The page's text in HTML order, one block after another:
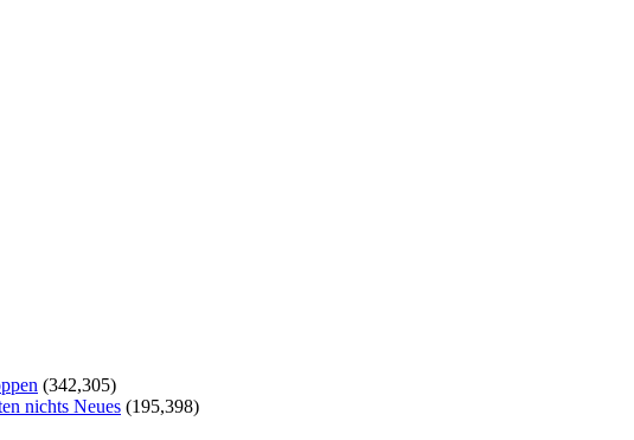
(342,305)
nichts Neues (195,398)